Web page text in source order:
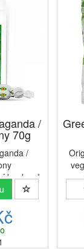
/
70g
/
bonbonů
do
Složení
mletá